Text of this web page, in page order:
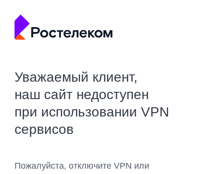
Уважаемый клиент,
наш сайт недоступен
при использовании VPN
сервисов
Пожалуйста, отключите VPN или